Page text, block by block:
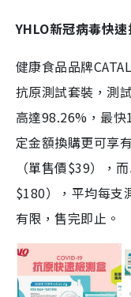
YHLO新冠病毒快
健康食品品牌
抗原測試套裝，測
高達98.26%，最
定金額換購更可享
（單售價$39），
$180），平均每支
有限，售完即止。